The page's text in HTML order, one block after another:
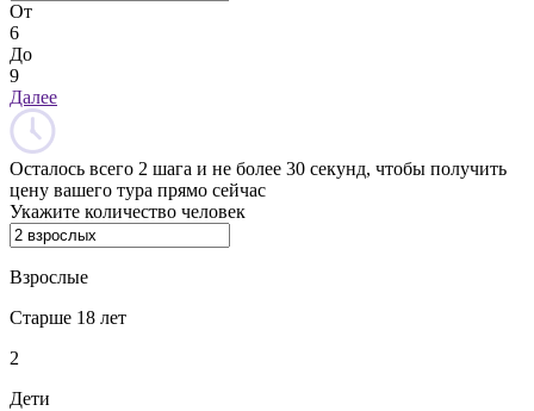
От
6
До
9
Далее
Осталось всего 2 шага и не более 30 секунд, чтобы получить
цену вашего тура прямо сейчас
Укажите количество человек
Взрослые
Старше 18 лет
2
Дети